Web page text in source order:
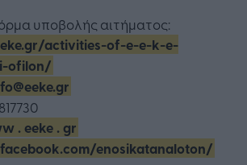
υποβολής αιτήματος:
activities-of-e-e-k-e-
ofilon/
. eeke . gr
enosikatanaloton/